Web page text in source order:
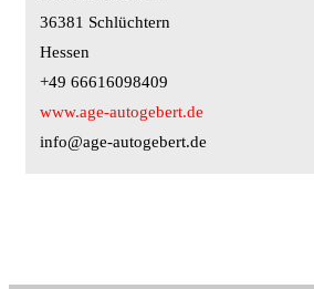
36381 Schlüchtern
Hessen
+49 66616098409
www.age-autogebert.de
info@age-autogebert.de